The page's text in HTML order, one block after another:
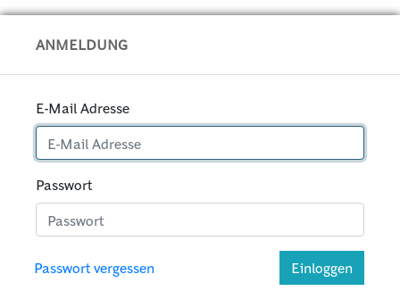
&
DOWNLOADS
FAQ
SCHIRMHERRSCHAFT
NEWS
ANMELDEN
ANMELDUNG
E-Mail Adresse
Passwort
Passwort vergessen
Einloggen
E-Mail-Adresse*